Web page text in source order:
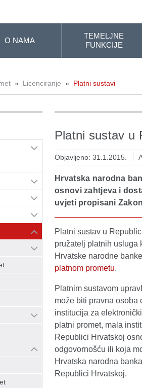
O NAMA
TEMELJNE
FUNKCIJE
» Licenciranje » Platni sustavi
Platni sustav u
Objavljeno: 31.1.2015.
Hrvatska narodna
osnovi zahtjeva i
uvjeti propisani
Platni sustav u
pružatelj platnih usluga
Hrvatske narodne
platnom prometu.
Platnim sustavom
može biti pravna osoba
institucija za
platni promet, mala
Republici Hrvatskoj
odgovornošću ili koja
Hrvatska narodna
Republici Hrvatskoj.